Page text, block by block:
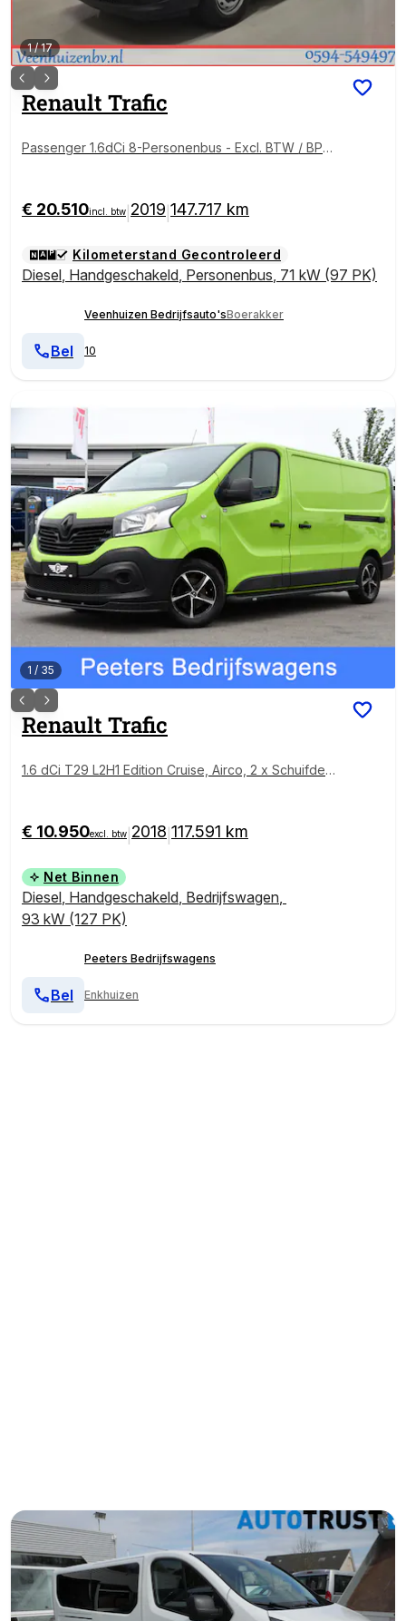
1/17
Renault Trafic
Passenger 1.6dCi 8-Personenbus - Excl. BTW / BPM
€ 20.510incl. btw 2019 147.717 km
Kilometerstand Gecontroleerd
Diesel, Handgeschakeld, Personenbus, 71 kW (97 PK)
Veenhuizen Bedrijfsauto'sBoerakker
10
Bel
1 / 35
Renault Trafic
1.6 dCi T29 L2H1 Edition Cruise, Airco, 2 x Schuifdeur,
€ 10.950excl. btw 2018 117.591 km
Net Binnen
Diesel, Handgeschakeld, Bedrijfswagen,
93 kW (127 PK)
Peeters Bedrijfswagens
Enkhuizen
Bel